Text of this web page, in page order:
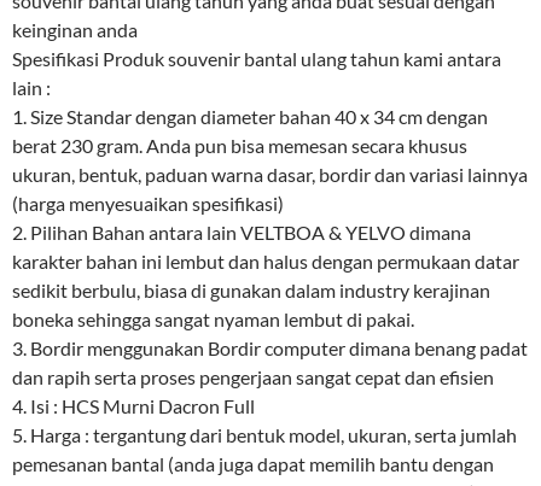
keinginan anda
Spesifikasi Produk souvenir bantal ulang tahun kami antara
lain :
1. Size Standar dengan diameter bahan 40 x 34 cm dengan
berat 230 gram. Anda pun bisa memesan secara khusus
ukuran, bentuk, paduan warna dasar, bordir dan variasi lainnya
(harga menyesuaikan spesifikasi)
2. Pilihan Bahan antara lain VELTBOA & YELVO dimana
karakter bahan ini lembut dan halus dengan permukaan datar
sedikit berbulu, biasa di gunakan dalam industry kerajinan
boneka sehingga sangat nyaman lembut di pakai.
3. Bordir menggunakan Bordir computer dimana benang padat
dan rapih serta proses pengerjaan sangat cepat dan efisien
4. Isi : HCS Murni Dacron Full
5. Harga : tergantung dari bentuk model, ukuran, serta jumlah
pemesanan bantal (anda juga dapat memilih bantu dengan